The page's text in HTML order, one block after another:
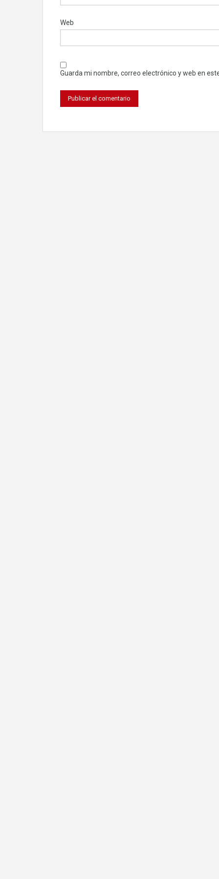
Web
Guarda mi nombre, correo electrónico y web en